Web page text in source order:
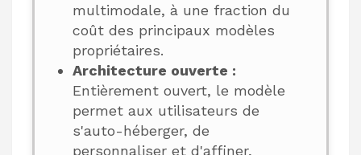
multimodale, à une fraction du
coût des principaux modèles
propriétaires.
Architecture ouverte :
Entièrement ouvert, le modèle
permet aux utilisateurs de
s'auto-héberger, de
personnaliser et d'affiner,